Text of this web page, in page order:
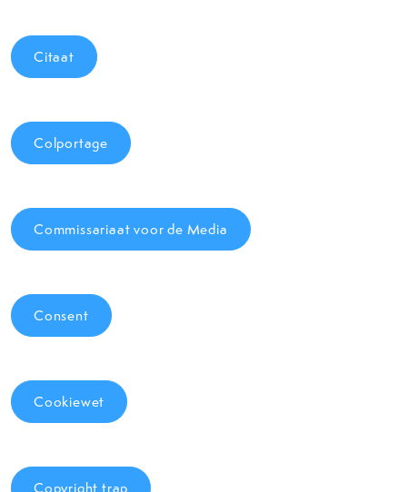
Citaat
Colportage
Commissariaat voor de Media
Consent
Cookiewet
Copyright trap